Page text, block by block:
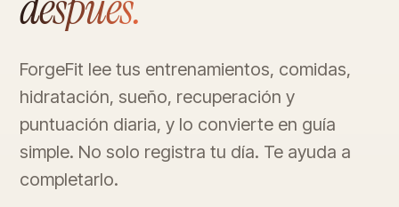
ForgeFit lee tus entrenamientos, comidas,
hidratación, sueño, recuperación y
puntuación diaria, y lo convierte en guía
simple. No solo registra tu día. Te ayuda a
completarlo.